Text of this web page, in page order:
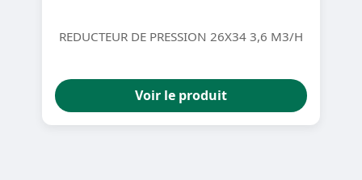
REDUCTEUR DE PRESSION 26X34 3,6 M3/H
Voir le produit